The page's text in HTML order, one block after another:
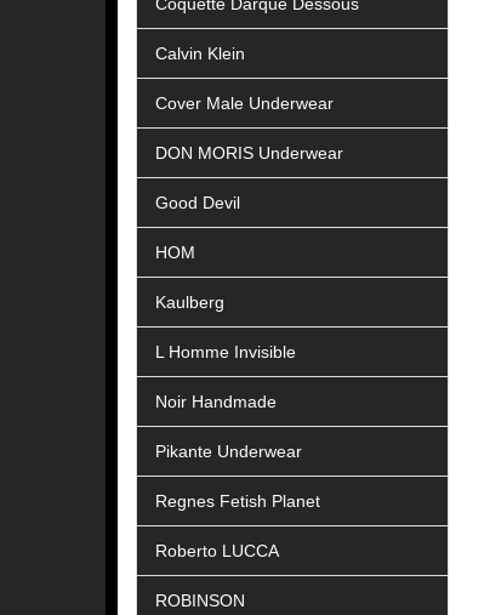
Calvin Klein
Cover Male Underwear
DON MORIS Underwear
Good Devil
HOM
Kaulberg
L Homme Invisible
Noir Handmade
Pikante Underwear
Regnes Fetish Planet
Roberto LUCCA
ROBINSON